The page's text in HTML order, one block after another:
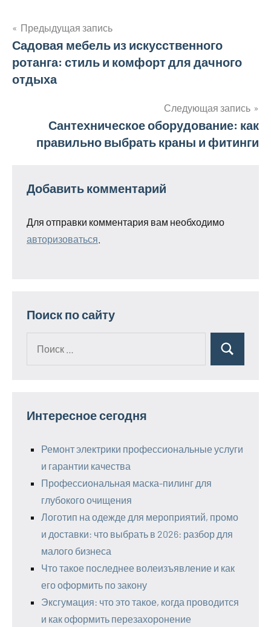
Навигация
по
Предыдущая запись
Садовая мебель из искусственного
ротанга: стиль и комфорт для дачного
отдыха
Следующая запись
Сантехническое оборудование: как
правильно выбрать краны и фитинги
Добавить комментарий
Для отправки комментария вам необходимо
авторизоваться
Поиск по сайту
Поиск
Интересное сегодня
Ремонт электрики профессиональные услуги
и гарантии качества
Профессиональная маска-пилинг для
глубокого очищения
Логотип на одежде для мероприятий, промо
и доставки: что выбрать в 2026: разбор для
малого бизнеса
Что такое последнее волеизъявление и как
его оформить по закону
Эксгумация: что это такое, когда проводится
и как оформить перезахоронение